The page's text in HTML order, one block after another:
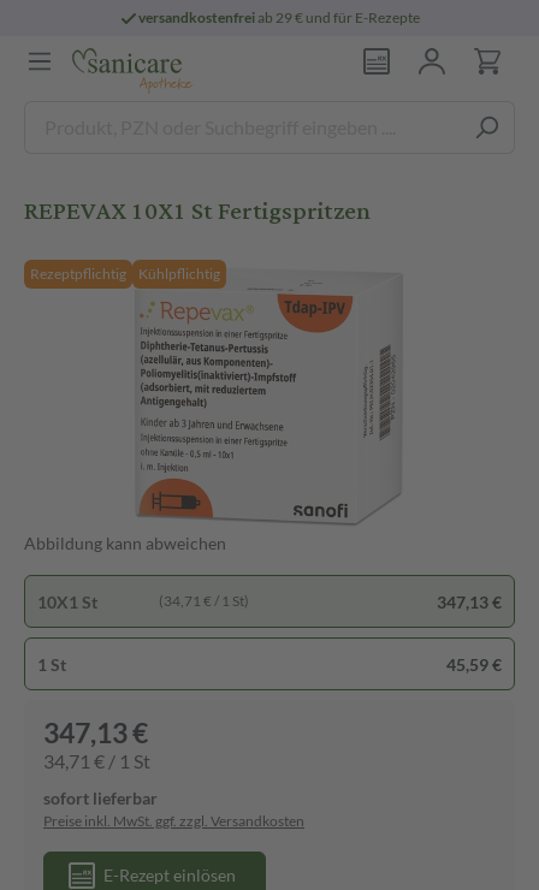
versandkostenfreiab 29 € und für E-Rezepte
REPEVAX 10X1 St Fertigspritzen
Rezeptpflichtig Kühlpflichtig
Abbildung kann abweichen
10X1 St (34,71 € / 1 St) 347,13 €
1 St 45,59 €
347,13 €
34,71 € / 1 St
sofort lieferbar
Preise inkl. MwSt. ggf. zzgl. Versandkosten
E-Rezept einlösen